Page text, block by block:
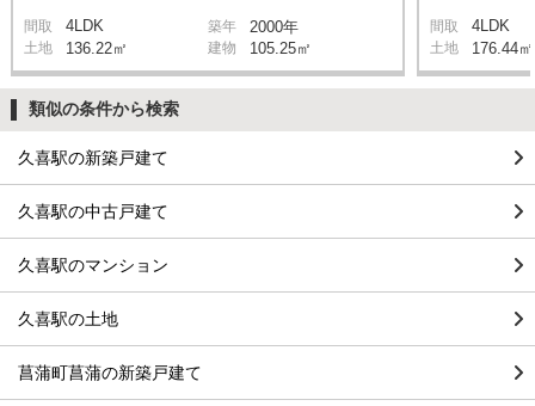
間取 4LDK 築年 2000年
土地 136.22㎡ 建物 105.25㎡
間取 4LDK
土地 176.44㎡
類似の条件から検索
久喜駅の新築戸建て
久喜駅の中古戸建て
久喜駅のマンション
久喜駅の土地
菖蒲町菖蒲の新築戸建て